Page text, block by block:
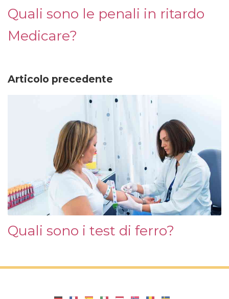
Quali sono le penali in ritardo
Medicare?
Articolo precedente
Quali sono i test di ferro?